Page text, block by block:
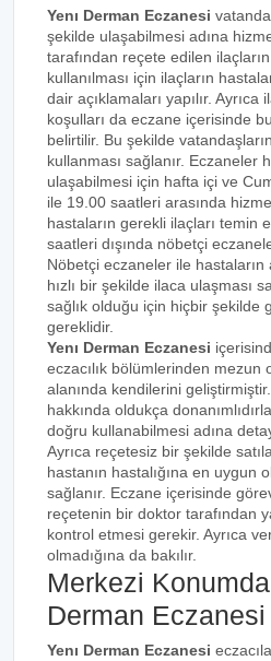
Yenı Derman Eczanesi
şekilde ulaşabilmesi adına
tarafından reçete edilen
kullanılması için ilaçların
dair açıklamaları yapılır.
koşulları da eczane içerisinde
belirtilir. Bu şekilde
kullanması sağlanır. Eczaneler
ulaşabilmesi için hafta içi ve
ile 19.00 saatleri arasında
hastaların gerekli ilaçları temin
saatleri dışında nöbetçi
Nöbetçi eczaneler ile hastaların
hızlı bir şekilde ilaca ulaşması
sağlık olduğu için hiçbir şekilde
gereklidir.
Yenı Derman Eczanesi
eczacılık bölümlerinden mezun
alanında kendilerini
hakkında oldukça
doğru kullanabilmesi adına
Ayrıca reçetesiz bir şekilde
hastanın hastalığına en uygun
sağlanır. Eczane içerisinde
reçetenin bir doktor tarafından
kontrol etmesi gerekir. Ayrıca
olmadığına da bakılır.
Merkezi
Derman Eczanesi
Yenı Derman Eczanesi